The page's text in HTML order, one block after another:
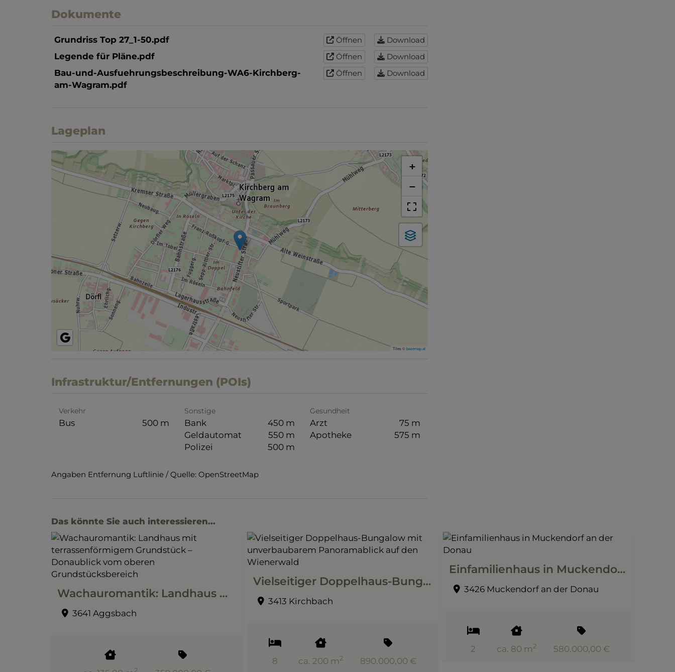
Dokumente
Grundriss Top 27_1-50.pdf Öffnen Download
Legende für Pläne.pdf Öffnen Download
Bau-und-Ausfuehrungsbeschreibung-WA6-Kirchberg-
am-Wagram.pdf
Öffnen Download
Lageplan
+
−
Tiles ©basemap.at
Infrastruktur/Entfernungen (POIs)
Verkehr
Bus 500 m
Sonstige
Bank
450 m
Geldautomat
550 m
Polizei
500 m
Gesundheit
Arzt
75 m
Apotheke
575 m
Angaben Entfernung Luftlinie / Quelle: OpenStreetMap
Das könnte Sie auch interessieren...
Wachauromantik: Landhaus mit terrassenförmigem Grundstück – Donaublick vom oberen Grundstücksbereich
3641 Aggsbach
2
Vielseitiger Doppelhaus-Bungalow mit unverbaubarem Panoramablick auf den Wienerwald
3413 Kirchbach
8 ca. 200 m 2 890.000,00 €
Einfamilienhaus in Muckendorf an der Donau
3426 Muckendorf an der Donau
2 ca. 80 m 2 580.000,00 €